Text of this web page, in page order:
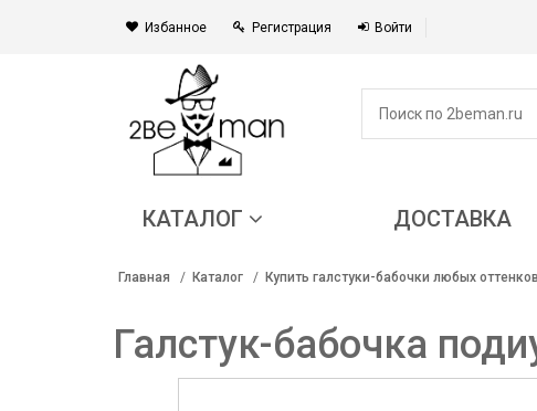
Избанное Регистрация Войти
КАТАЛОГ ДОСТАВКА
Главная Каталог Купить галстуки-бабочки любых
Галстук-бабочка